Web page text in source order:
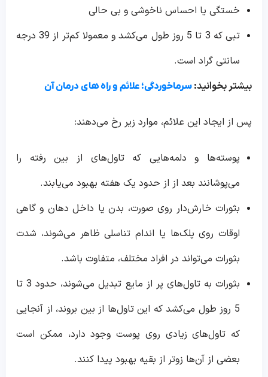
خستگی یا احساس ناخوشی و بی حالی
تبی که 3 تا 5 روز طول می‌کشد و معمولا کم‌تر از 39 درجه
سانتی گراد است.
بیشتر بخوانید: سرماخوردگی؛ علائم و راه های درمان آن
پس از ایجاد این علائم، موارد زیر رخ می‌دهند:
پوسته‌ها و دلمه‌هایی که تاول‌های از بین رفته را
می‌پوشانند بعد از از حدود یک هفته بهبود می‌یابند.
بثورات خارش‌دار روی صورت، بدن یا داخل دهان و گاهی
اوقات روی پلک‌ها یا اندام تناسلی ظاهر می‌شوند، شدت
بثورات می‌تواند در افراد مختلف، متفاوت باشد.
بثورات به تاول‌های پر از مایع تبدیل می‌شوند، حدود 3 تا
5 روز طول می‌کشد که این تاول‌ها از بین بروند، از آنجایی
که تاول‌های زیادی روی پوست وجود دارد، ممکن است
بعضی از آن‌ها زوتر از بقیه بهبود پیدا کنند.